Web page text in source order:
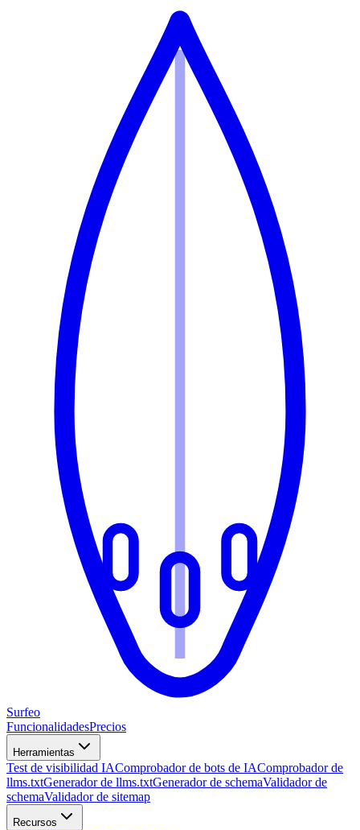
Surfeo
FuncionalidadesPrecios
Herramientas
Test de visibilidad IAComprobador de bots de IAComprobador de
llms.txtGenerador de llms.txtGenerador de schemaValidador de
schemaValidador de sitemap
Recursos